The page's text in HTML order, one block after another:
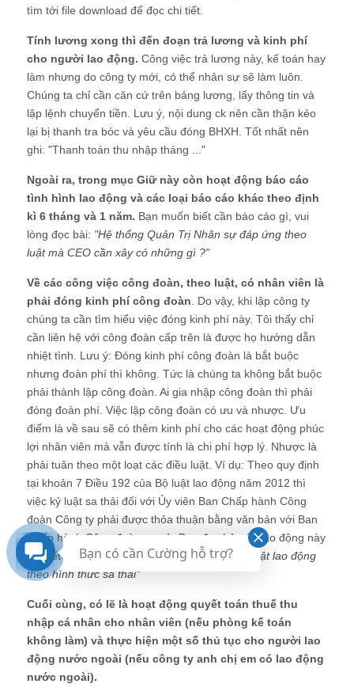
tìm tới file download để đọc chi tiết.
Tính lương xong thì đến đoạn trả lương và kinh phí
cho người lao động. Công việc trả lương này, kế toán hay
làm nhưng do công ty mới, có thể nhân sự sẽ làm luôn.
Chúng ta chỉ cần căn cứ trên bảng lương, lấy thông tin và
lập lệnh chuyển tiền. Lưu ý, nội dung ck nên cần thận kẻo
lại bị thanh tra bóc và yêu cầu đóng BHXH. Tốt nhất nên
ghi: "Thanh toán thu nhập tháng ..."
Ngoài ra, trong mục Giữ này còn hoạt động báo cáo
tình hình lao động và các loại báo cáo khác theo định
kì 6 tháng và 1 năm. Bạn muốn biết cần báo cáo gì, vui
lòng đọc bài: "Hệ thống Quản Trị Nhân sự đáp ứng theo
luật mà CEO cần xây có những gì ?"
Về các công việc công đoàn, theo luật, có nhân viên là
phải đóng kinh phí công đoàn . Do vậy, khi lập công ty
chúng ta cần tìm hiểu việc đóng kinh phí này. Tôi thấy chỉ
cần liên hệ với công đoàn cấp trên là được họ hướng dẫn
nhiệt tình. Lưu ý: Đóng kinh phí công đoàn là bắt buộc
nhưng đoàn phí thì không. Tức là chúng ta không bắt buộc
phải thành lập công đoàn. Ai gia nhập công đoàn thì phải
đóng đoàn phí. Việc lập công đoàn có ưu và nhược. Ưu
điểm là về sau sẽ có thêm kinh phí cho các hoạt động phúc
lợi nhân viên mà vẫn được tính là chi phí hợp lý. Nhược là
phải tuân theo một loạt các điều luật. Ví dụ: Theo quy định
tại khoản 7 Điều 192 của Bộ luật lao động năm 2012 thì
việc kỷ luật sa thải đối với Ủy viên Ban Chấp hành Công
đoàn Công ty phải được thỏa thuận bằng văn bản với Ban
Chấp hành Công đoàn cơ sở. Bạn đọc bản án lao động này
để biết thêm:"Bản án tranh chấp về xử lý kỷ luật lao động
theo hình thức sa thải"
Cuối cùng, có lẽ là hoạt động quyết toán thuế thu
nhập cá nhân cho nhân viên (nếu phòng kế toán
không làm) và thực hiện một số thủ tục cho người lao
động nước ngoài (nếu công ty anh chị em có lao động
nước ngoài).
Bạn có cần Cường hỗ trợ?